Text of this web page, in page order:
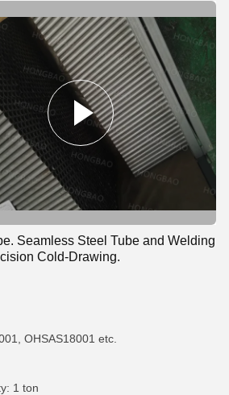
Cold-Drawing.
OHSAS18001 etc.
1 ton